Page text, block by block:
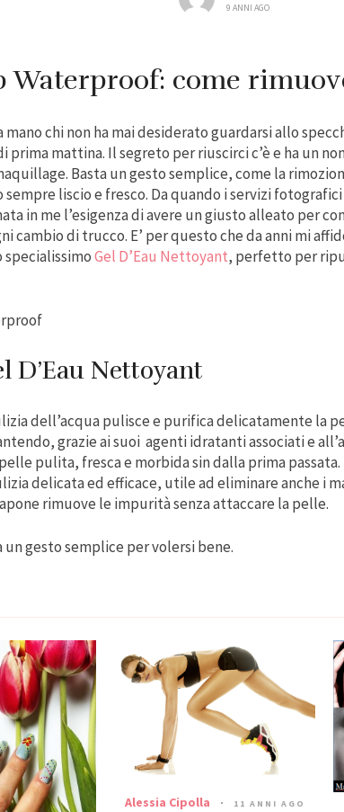
9 ANNI AGO
Waterproof: come
mano chi non ha mai desiderato guardarsi allo
prima mattina. Il segreto per riuscirci c’è e ha un
Basta un gesto semplice, come la
sempre liscio e fresco. Da quando i servizi
in me l’esigenza di avere un giusto alleato per
cambio di trucco. E’ per questo che da anni mi
specialissimoGel D’Eau Nettoyant, perfetto per
D’Eau Nettoyant
dell’acqua pulisce e purifica delicatamente la
grazie ai suoi agenti idratanti associati e
pulita, fresca e morbida sin dalla prima
delicata ed efficace, utile ad eliminare anche i
rimuove le impurità senza attaccare la pelle.
un gesto semplice per volersi bene.
Alessia Cipolla 11 ANNI AGO